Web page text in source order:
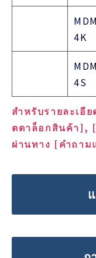
4K
4S
สำหรับรายละเอี
ตตาล็อกสินค้า],
ผ่านทาง [คำถาม